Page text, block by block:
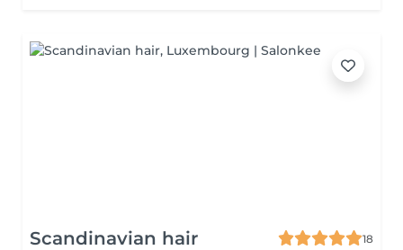
Scandinavian hair
18